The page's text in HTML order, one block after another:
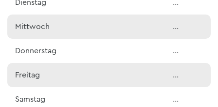
Dienstag …
Mittwoch …
Donnerstag …
Freitag …
Samstag …